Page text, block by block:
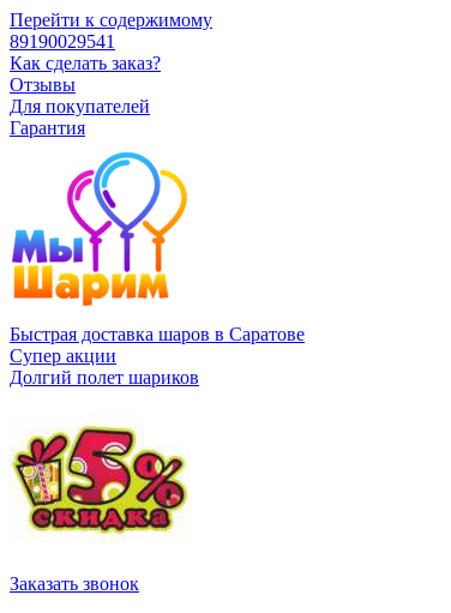
Перейти к содержимому
89190029541
Как сделать заказ?
Отзывы
Для покупателей
Гарантия
Быстрая доставка шаров в Саратове
Супер акции
Долгий полет шариков
Заказать звонок